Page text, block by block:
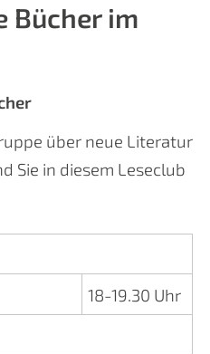
Bücher im
über neue Literatur
Sie in diesem Leseclub
18-19.30 Uhr